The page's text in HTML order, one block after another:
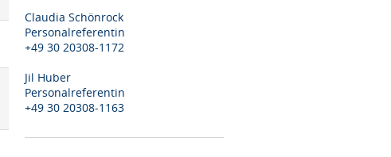
Claudia Schönrock
Personalreferentin
+49 30 20308-1172
Jil Huber
Personalreferentin
+49 30 20308-1163